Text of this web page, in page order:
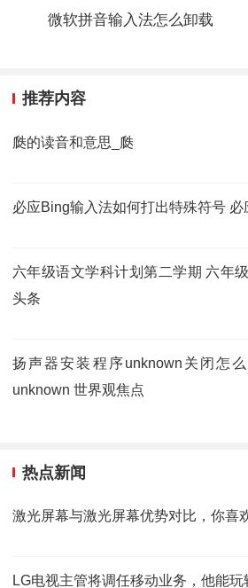
微软拼音输入法怎么卸载
推荐内容
瓞的读音和意思_瓞
必应Bing输入法如何打出特殊符号 必
六年级语文学科计划第二学期 六年
头条
扬声器安装程序unknown关闭怎
unknown 世界观焦点
热点新闻
激光屏幕与激光屏幕优势对比，你喜
LG电视主管将调任移动业务，他能玩